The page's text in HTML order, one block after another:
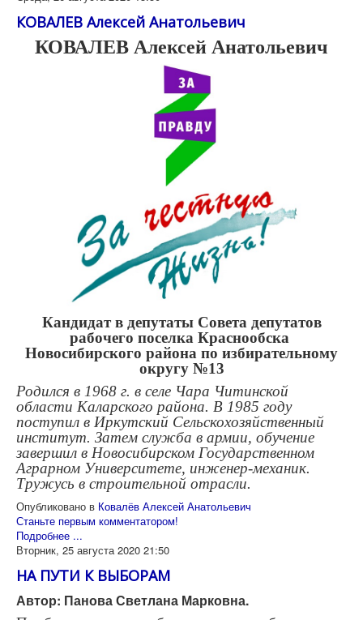
КОВАЛЕВ Алексей Анатольевич
КОВАЛЕВ Алексей Анатольевич
Кандидат в депутаты Совета депутатов
рабочего поселка Краснообска
Новосибирского района по избирательному
округу №13
Родился в 1968 г. в селе Чара Читинской
области Каларского района. В 1985 году
поступил в Иркутский Сельскохозяйственный
институт. Затем служба в армии, обучение
завершил в Новосибирском Государственном
Аграрном Университете, инженер-механик.
Тружусь в строительной отрасли.
Опубликовано в Ковалёв Алексей Анатольевич
Станьте первым комментатором!
Подробнее ...
Вторник, 25 августа 2020 21:50
НА ПУТИ К ВЫБОРАМ
Автор: Панова Светлана Марковна.